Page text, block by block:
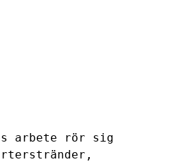
arbete rör sig